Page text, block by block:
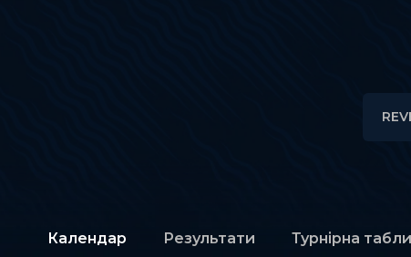
Календар Результати Турнірна